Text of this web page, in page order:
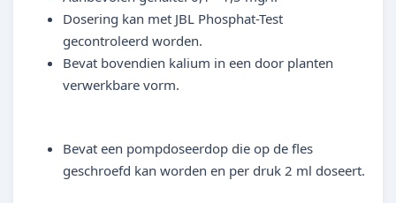
Dosering kan met JBL Phosphat-Test
gecontroleerd worden.
Bevat bovendien kalium in een door planten
verwerkbare vorm.
Bevat een pompdoseerdop die op de fles
geschroefd kan worden en per druk 2 ml doseert.